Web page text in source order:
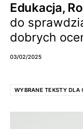
Edukacja,
do
dobrych
03/02/2025
WYBRANE TEKSTY DLA